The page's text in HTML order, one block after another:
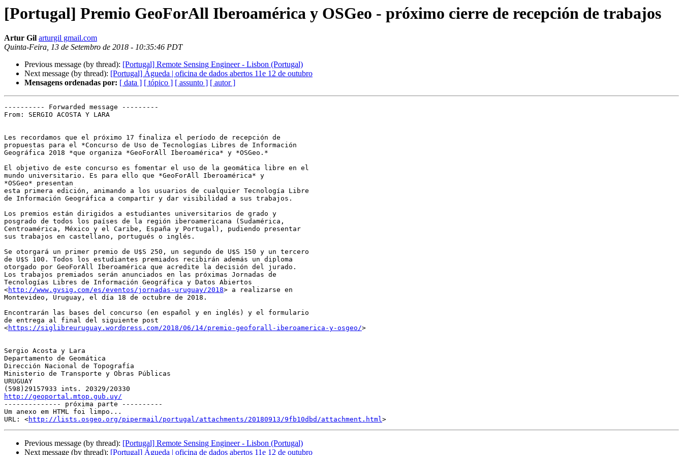
[Portugal] Premio GeoForAll Iberoamérica y OSGeo - próximo cierre de recepción de trabajos
Artur Gil arturgil gmail.com
Quinta-Feira, 13 de Setembro de 2018 - 10:35:46 PDT
Previous message (by thread): [Portugal] Remote Sensing Engineer - Lisbon (Portugal)
Next message (by thread): [Portugal] Águeda | oficina de dados abertos 11e 12 de outubro
Mensagens ordenadas por: [ data ] [ tópico ] [ assunto ] [ autor ]
---------- Forwarded message ---------
From: SERGIO ACOSTA Y LARA
Les recordamos que el próximo 17 finaliza el período de recepción de
propuestas para el *Concurso de Uso de Tecnologías Libres de Información
Geográfica 2018 *que organiza *GeoForAll Iberoamérica* y *OSGeo.*
El objetivo de este concurso es fomentar el uso de la geomática libre en el
mundo universitario. Es para ello que *GeoForAll Iberoamérica* y
*OSGeo* presentan
esta primera edición, animando a los usuarios de cualquier Tecnología Libre
de Información Geográfica a compartir y dar visibilidad a sus trabajos.
Los premios están dirigidos a estudiantes universitarios de grado y
posgrado de todos los países de la región iberoamericana (Sudamérica,
Centroamérica, México y el Caribe, España y Portugal), pudiendo presentar
sus trabajos en castellano, portugués o inglés.
Se otorgará un primer premio de U$S 250, un segundo de U$S 150 y un tercero
de U$S 100. Todos los estudiantes premiados recibirán además un diploma
otorgado por GeoForAll Iberoamérica que acredite la decisión del jurado.
Los trabajos premiados serán anunciados en las próximas Jornadas de
Tecnologías Libres de Información Geográfica y Datos Abiertos
<http://www.gvsig.com/es/eventos/jornadas-uruguay/2018> a realizarse en
Montevideo, Uruguay, el día 18 de octubre de 2018.
Encontrarán las bases del concurso (en español y en inglés) y el formulario
de entrega al final del siguiente post
<https://siglibreuruguay.wordpress.com/2018/06/14/premio-geoforall-iberoamerica-y-osgeo/>
Sergio Acosta y Lara
Departamento de Geomática
Dirección Nacional de Topografía
Ministerio de Transporte y Obras Públicas
URUGUAY
http://geoportal.mtop.gub.uy/
-------------- próxima parte ----------
Um anexo em HTML foi limpo...
URL: <http://lists.osgeo.org/pipermail/portugal/attachments/20180913/9fb10dbd/attachment.html
Previous message (by thread): [Portugal] Remote Sensing Engineer - Lisbon (Portugal)
Next message (by thread): [Portugal] Águeda | oficina de dados abertos 11e 12 de outubro